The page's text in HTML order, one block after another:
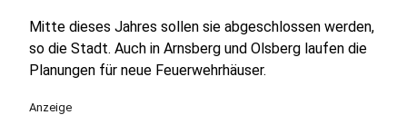
Mitte dieses Jahres sollen sie abgeschlossen werden,
so die Stadt. Auch in Arnsberg und Olsberg laufen die
Planungen für neue Feuerwehrhäuser.
Anzeige